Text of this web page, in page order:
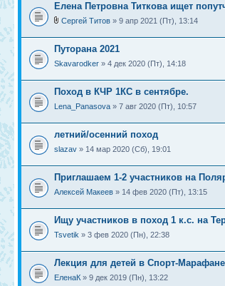
Елена Петровна Титкова ищет
Сергей Титов » 9 апр 2021 (Пт), 13:14
Путорана 2021
Skavarodker » 4 дек 2020 (Пт), 14:18
Поход в КЧР 1КС в сентябре.
Lena_Panasova » 7 авг 2020 (Пт), 10:57
летний/осенний поход
slazav » 14 мар 2020 (Сб), 19:01
Приглашаем 1-2 участников на
Алексей Макеев » 14 фев 2020 (Пт), 13:15
Ищу участников в поход 1 к.с. на
Tsvetik » 3 фев 2020 (Пн), 22:38
Лекция для детей в Спорт-Марафане
ЕленаК » 9 дек 2019 (Пн), 13:22